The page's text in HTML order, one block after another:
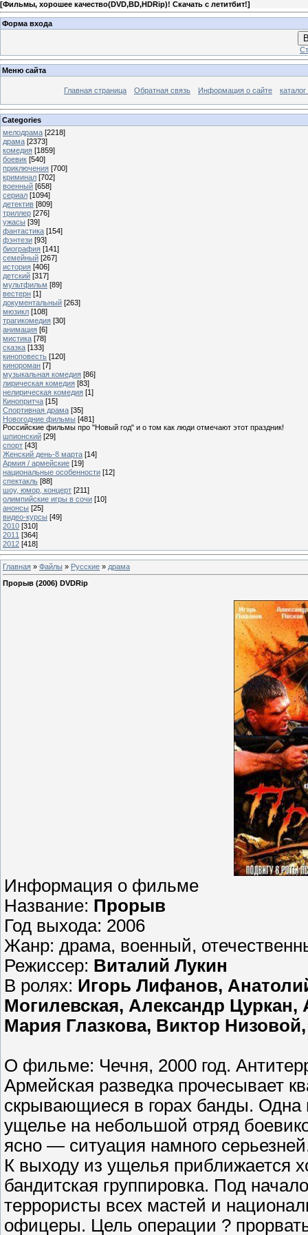
[Фильмы, хорошее качество(DVD,BD,HDRip)! Скачать с летитбит!]
Форма входа
Меню сайта
Главная страница Обратная связь Информация о сайте
Categories
мелодрама [2218]
драма [2373]
комедия [1859]
боевик [540]
приключения [700]
криминал [702]
военный [658]
сериал [1094]
детектив [809]
триллер [276]
ужасы [39]
фантастика [154]
фэнтези [93]
биография [141]
семейный [267]
история [406]
детский [317]
мультфильм [89]
вестерн [1]
документальный [263]
мюзикл [108]
трагикомедия [30]
анимация [6]
мистика [78]
сказка [133]
киноповесть [120]
кинороман [7]
музыкальная комедия [86]
лирическая комедия [83]
нелирическая комедия [1]
Кинопритча [15]
Спортивная драма [35]
Новогодние фильмы [481]
Российские фильмы про "Новый год" и о том как люди отмечают этот праздник!
шпионский [29]
спорт [43]
Женский день-8 марта [14]
Армия / армейские [19]
национальные особенности [12]
спектакль [88]
шоу, юмор, концерт [211]
олимпийские игры в сочи [10]
анонсы [25]
видео-курсы [49]
2010 [310]
2011 [364]
2012 [418]
Главная » Файлы » Русские » драма
Прорыв (2006) DVDRip
Информация о фильме
Название: Прорыв
Год выхода: 2006
Жанр: драма, военный,
Режиссер: Виталий Лукин
В ролях: Игорь Лифанов,
Могилевская, Александр
Мария Глазкова, Виктор
О фильме: Чечня, 2000 год.
Армейская разведка прочесывает
скрывающиеся в горах банды. Одна
ущелье на небольшой отряд
ясно — ситуация намного
К выходу из ущелья приближается
бандитская группировка. Под
террористы всех мастей и
офицеры. Цель операции ?